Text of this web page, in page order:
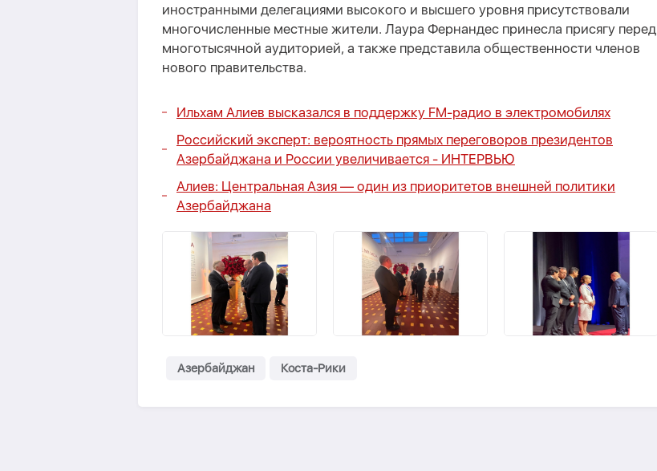
иностранными делегациями высокого и высшего уровня присутствовали
многочисленные местные жители. Лаура Фернандес принесла присягу перед
многотысячной аудиторией, а также представила общественности членов
нового правительства.
Ильхам Алиев высказался в поддержку FM-радио в электромобилях
Российский эксперт: вероятность прямых переговоров президентов
Азербайджана и России увеличивается - ИНТЕРВЬЮ
Алиев: Центральная Азия — один из приоритетов внешней политики
Азербайджана
Азербайджан Коста-Рики